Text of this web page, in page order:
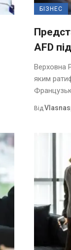
БІЗНЕС
AFD
Верховна
яким
Від